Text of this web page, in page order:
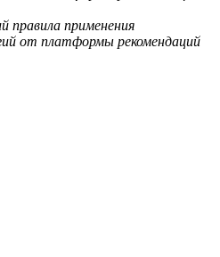
правила применения
от платформы рекомендаций